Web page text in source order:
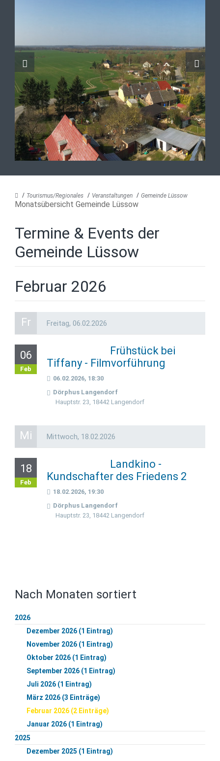
Tourismus/Regionales Veranstaltungen Gemeinde Lüssow
Monatsübersicht Gemeinde Lüssow
Termine & Events der
Gemeinde Lüssow
Februar 2026
Fr Freitag, 06.02.2026
06
Feb
Frühstück bei
Tiffany - Filmvorführung
06.02.2026, 18:30
Dörphus Langendorf
Hauptstr. 23, 18442 Langendorf
Mi Mittwoch, 18.02.2026
18
Feb
Landkino -
Kundschafter des Friedens 2
18.02.2026, 19:30
Dörphus Langendorf
Hauptstr. 23, 18442 Langendorf
Nach Monaten sortiert
2026
Dezember 2026 (1 Eintrag)
November 2026 (1 Eintrag)
Oktober 2026 (1 Eintrag)
September 2026 (1 Eintrag)
Juli 2026 (1 Eintrag)
März 2026 (3 Einträge)
Februar 2026 (2 Einträge)
Januar 2026 (1 Eintrag)
2025
Dezember 2025 (1 Eintrag)